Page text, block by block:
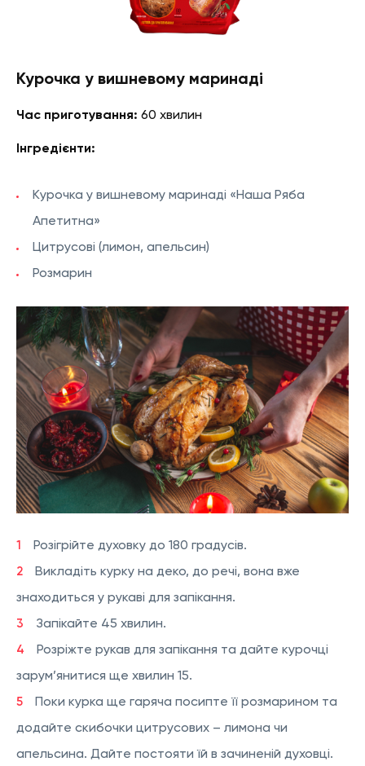
Курочка у вишневому маринаді
Час приготування: 60 хвилин
Інгредієнти:
Курочка у вишневому маринаді «Наша Ряба
Апетитна»
Цитрусові (лимон, апельсин)
Розмарин
Розігрійте духовку до 180 градусів.
Викладіть курку на деко, до речі, вона вже
знаходиться у рукаві для запікання.
Запікайте 45 хвилин.
Розріжте рукав для запікання та дайте курочці
зарум’янитися ще хвилин 15.
Поки курка ще гаряча посипте її розмарином та
додайте скибочки цитрусових – лимона чи
апельсина. Дайте постояти їй в зачиненій духовці.